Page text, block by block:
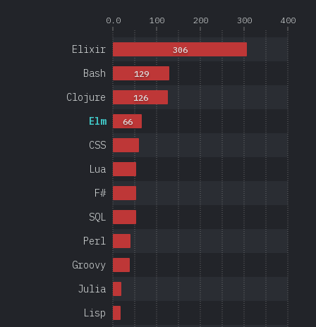
0.0 100 200 300 400
Lisp
Julia
Groovy
Perl
SQL
F#
Lua
CSS
Elm
Clojure
Bash
Elixir
66
126
129
306